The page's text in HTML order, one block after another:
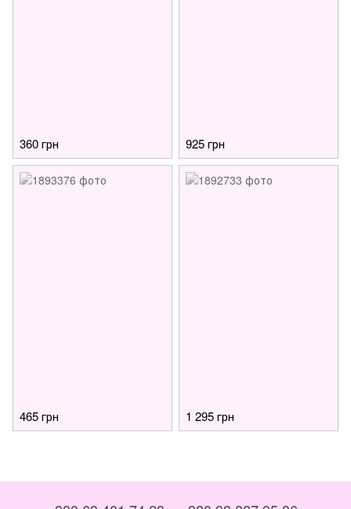
360 грн 925 грн
465 грн 1 295 грн